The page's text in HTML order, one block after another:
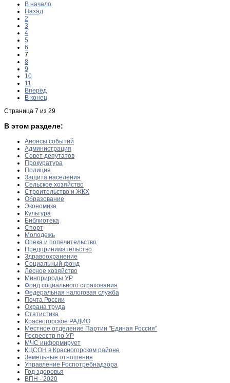
В начало
Назад
2
3
4
5
6
7
8
9
10
11
Вперёд
В конец
Страница 7 из 29
В этом разделе:
Анонсы событий
Администрация
Совет депутатов
Прокуратура
Полиция
Защита населения
Сельское хозяйство
Строительство и ЖКХ
Образование
Экономика
Культура
Библиотека
Спорт
Молодежь
Опека и попечительство
Предпринимательство
Здравоохранение
Социальный фонд
Лесное хозяйство
Минприроды УР
Фонд социального страхования
Федеральная налоговая служба
Почта России
Охрана труда
Статистика
Красногорское РАДИО
Местное отделение Партии "Единая Россия"
Росреестр по УР
МЧС информирует
КЦСОН в Красногорском районе
Земельные отношения
Управление Роспотребнадзора
Год здоровья
ВПН - 2020